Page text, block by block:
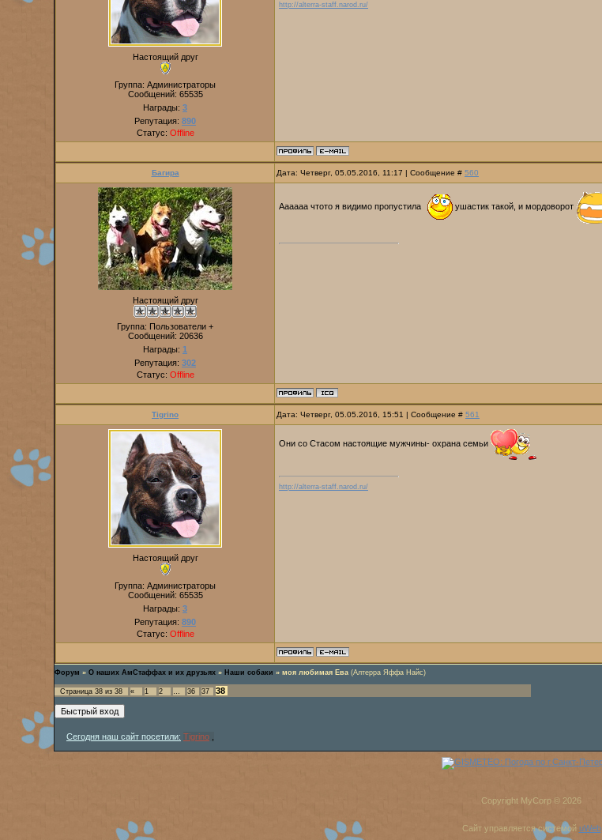
Настоящий друг
Группа: Администраторы
Сообщений: 65535
Награды: 3
Репутация: 890
Статус: Offline
http://alterra-staff.narod.ru/
Багира Дата: Четверг, 05.05.2016, 11:17 | Сообщение # 560
Настоящий друг
Группа: Пользователи +
Сообщений: 20636
Награды: 1
Репутация: 302
Статус: Offline
Аааааа чтото я видимо пропустила ушастик такой, и мордоворот
Tigrino Дата: Четверг, 05.05.2016, 15:51 | Сообщение # 561
Настоящий друг
Группа: Администраторы
Сообщений: 65535
Награды: 3
Репутация: 890
Статус: Offline
Они со Стасом настоящие мужчины- охрана семьи
http://alterra-staff.narod.ru/
Форум » О наших АмСтаффах и их друзьях » Наши собаки » моя любимая Ева (Алтерра Яффа Найс)
Страница 38 из 38 « 1 2 … 36 37 38
Сегодня наш сайт посетили: Tigrino
Copyright MyCorp © 2026
Сайт управляется системой uWeb